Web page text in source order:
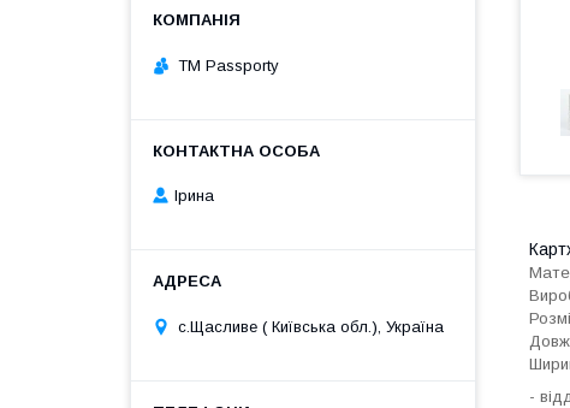
-
TM Passporty
Ірина
с.Щасливе ( Київська обл.), Україна